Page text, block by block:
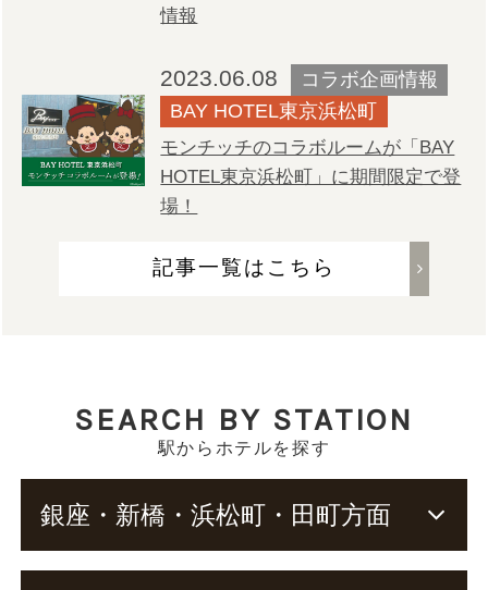
情報
2023.06.08
コラボ企画情報
BAY HOTEL東京浜松町
モンチッチのコラボルームが「BAY
HOTEL東京浜松町」に期間限定で登
場！
記事一覧はこちら
SEARCH BY STATION
駅からホテルを探す
銀座・新橋・浜松町・田町方面